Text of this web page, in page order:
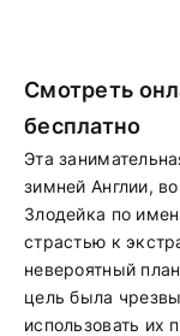
Смотреть
бесплатно
Эта
зимней Англии,
Злодейка по
страстью к
невероятный
цель была
использовать их